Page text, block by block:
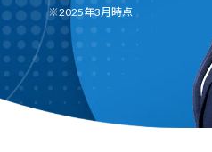
※2025年3月時点